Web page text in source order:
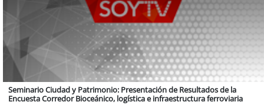
Seminario Ciudad y Patrimonio: Presentación de Resultados de la
Encuesta Corredor Bioceánico, logística e infraestructura ferroviaria